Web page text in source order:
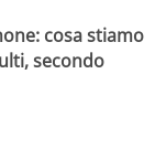
cosa stiamo
secondo